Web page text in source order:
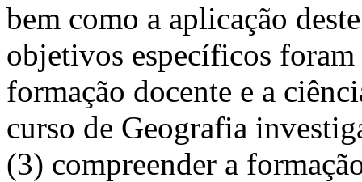
bem como a aplicação
objetivos específicos
formação docente e a
curso de Geografia
(3) compreender a